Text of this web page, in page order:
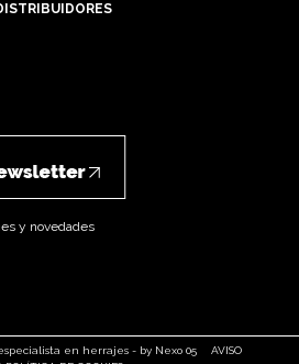
y novedades
en herrajes - by Nexo 05
AVISO